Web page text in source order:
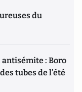
du
: Boro
tubes de l’été